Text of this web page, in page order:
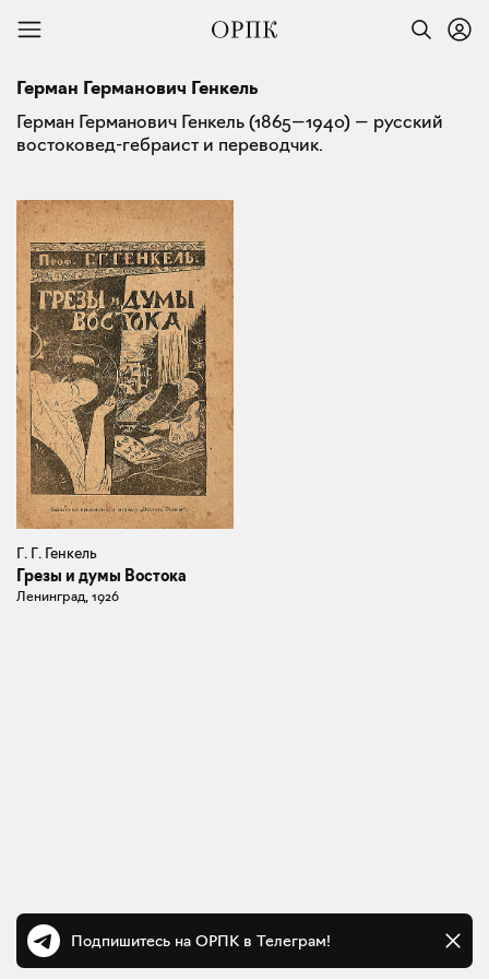
Герман Германович Генкель
Герман Германович Генкель (1865—1940) — русский
востоковед-гебраист и переводчик.
Г. Г. Генкель
Грезы и думы Востока
Ленинград, 1926
Подпишитесь на ОРПК в Телеграм!